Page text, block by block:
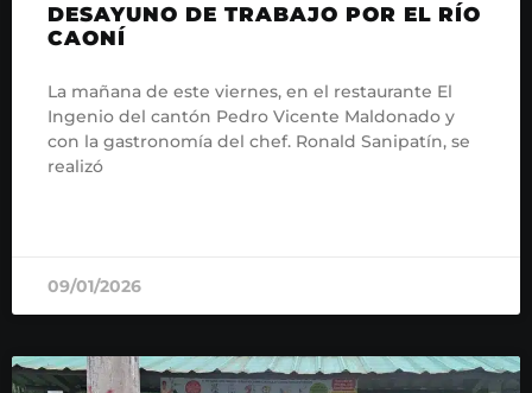
DESAYUNO DE TRABAJO POR EL RÍO
CAONÍ
La mañana de este viernes, en el restaurante El
Ingenio del cantón Pedro Vicente Maldonado y
con la gastronomía del chef. Ronald Sanipatín, se
realizó
09/01/2026